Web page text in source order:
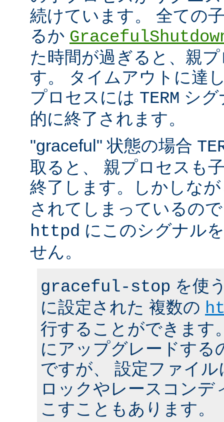
続けています。 全ての
るか
た時間が過ぎると、親
す。 タイムアウトに達
プロセスには TERM シ
的に終了されます。
"graceful" 状態の場合
取ると、 親プロセスも
終了します。しかしな
されてしまっているの
httpd にこのシグナル
せん。
graceful-stop を使
に設定された 複数の
行することができます
にアップグレードする
ですが、 設定ファイ
ロックやレースコンデ
こすこともあります。